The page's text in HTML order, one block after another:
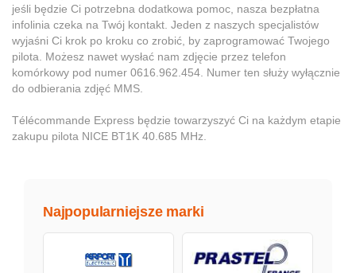
jeśli będzie Ci potrzebna dodatkowa pomoc, nasza bezpłatna
infolinia czeka na Twój kontakt. Jeden z naszych specjalistów
wyjaśni Ci krok po kroku co zrobić, by zaprogramować Twojego
pilota. Możesz nawet wysłać nam zdjęcie przez telefon
komórkowy pod numer 0616.962.454. Numer ten służy wyłącznie
do odbierania zdjęć MMS.
Télécommande Express będzie towarzyszyć Ci na każdym etapie
zakupu pilota NICE BT1K 40.685 MHz.
Najpopularniejsze marki